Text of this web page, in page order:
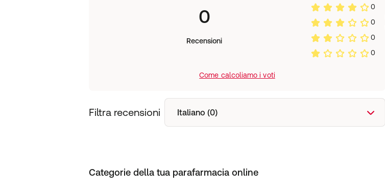
0
Recensioni
0
0
0
0
Come calcoliamo i voti
Filtra recensioni Italiano (0)
Categorie della tua parafarmacia online